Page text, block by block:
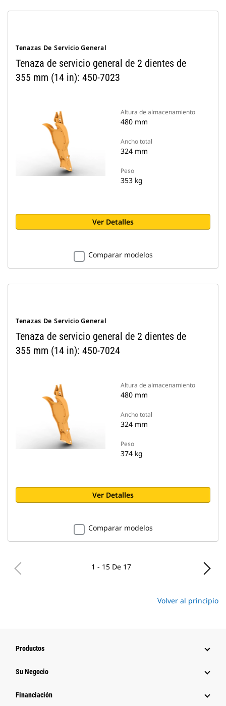
Tenazas De Servicio General
Tenaza de servicio general de 2 dientes de
355 mm (14 in): 450-7023
Altura de almacenamiento
480 mm
Ancho total
324 mm
Peso
353 kg
Ver Detalles
Comparar modelos
Tenazas De Servicio General
Tenaza de servicio general de 2 dientes de
355 mm (14 in): 450-7024
Altura de almacenamiento
480 mm
Ancho total
324 mm
Peso
374 kg
Ver Detalles
Comparar modelos
1 - 15 De 17
Volver al principio
Productos
Su Negocio
Financiación